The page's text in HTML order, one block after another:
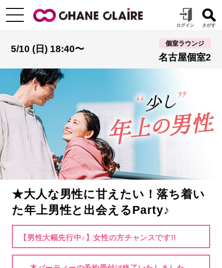
5/10 (日) 18:40〜
個室ラウンジ
名古屋個室2
★大人な男性に甘えたい！落ち着い
た年上男性と出会えるParty♪
【男性大幅先行中♪】女性の方チャンスです!!